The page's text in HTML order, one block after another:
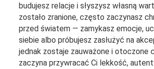
budujesz relacje i słyszysz własną
zostało zranione, często zaczynasz
przed światem — zamykasz emocje,
siebie albo próbujesz zasłużyć na
jednak zostaje zauważone i otoczone
zaczyna przywracać Ci lekkość,